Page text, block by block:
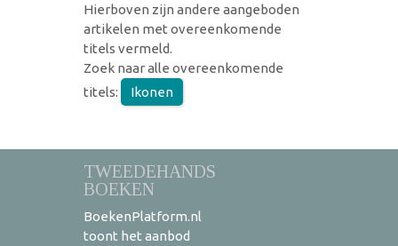
Hierboven zijn andere aangeboden
artikelen met overeenkomende
titels vermeld.
Zoek naar alle overeenkomende
titels:
Ikonen
TWEEDEHANDS
BOEKEN
BoekenPlatform.nl
toont het aanbod